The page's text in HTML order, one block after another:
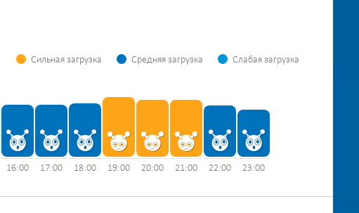
Сильная загрузка Средняя загрузка Слабая загрузка
16:00 17:00 18:00 19:00 20:00 21:00 22:00 23:00